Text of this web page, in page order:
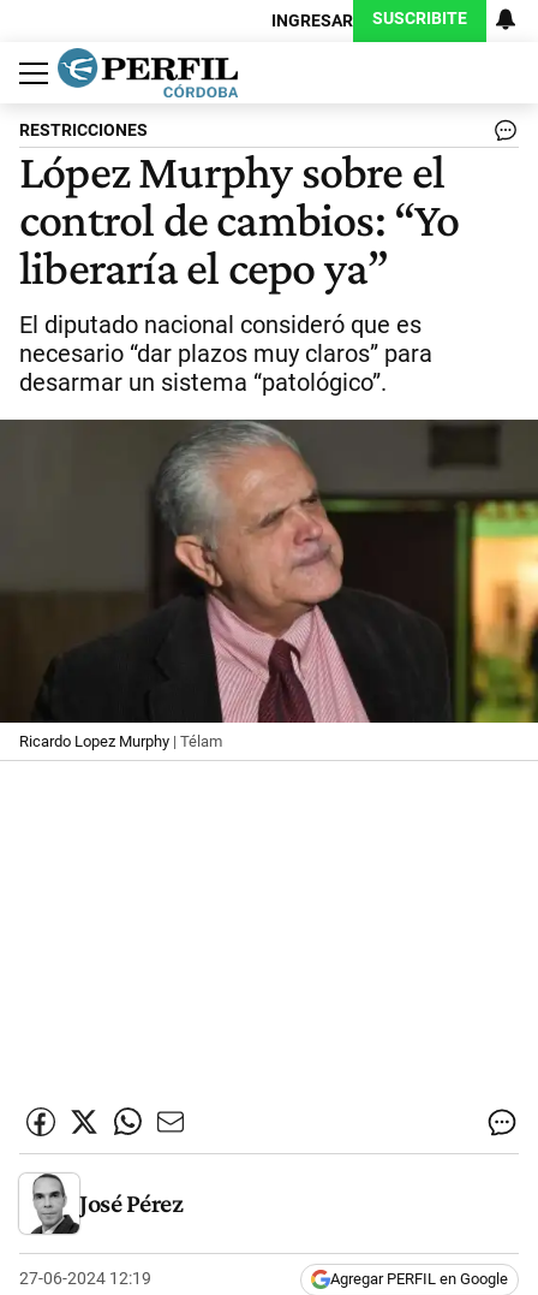
INGRESAR SUSCRIBITE
Política
Economía
Judiciales
Sociedad
Cultura
Espectáculos
Deportes
Protagonistas
RESTRICCIONES
López Murphy sobre el
control de cambios: “Yo
liberaría el cepo ya”
El diputado nacional consideró que es
necesario “dar plazos muy claros” para
desarmar un sistema “patológico”.
Ricardo Lopez Murphy | Télam
José Pérez
27-06-2024 12:19 Agregar PERFIL en Google